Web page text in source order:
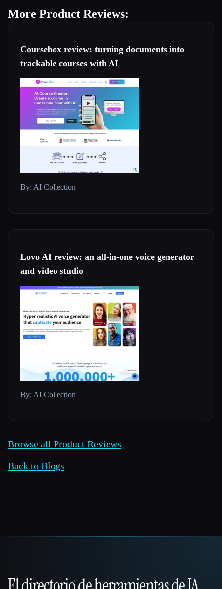
More Product Reviews:
Coursebox review: turning documents into
trackable courses with AI
By: AI Collection
Lovo AI review: an all-in-one voice generator
and video studio
By: AI Collection
Browse all Product Reviews
Back to Blogs